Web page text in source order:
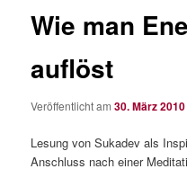
Wie man
auflöst
Veröffentlicht am30. März 2010
Lesung von Sukadev als
Anschluss nach einer